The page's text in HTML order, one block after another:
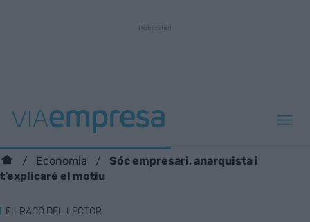
Economia
Sóc empresari, anarquista i
t’explicaré el motiu
EL RACÓ DEL LECTOR